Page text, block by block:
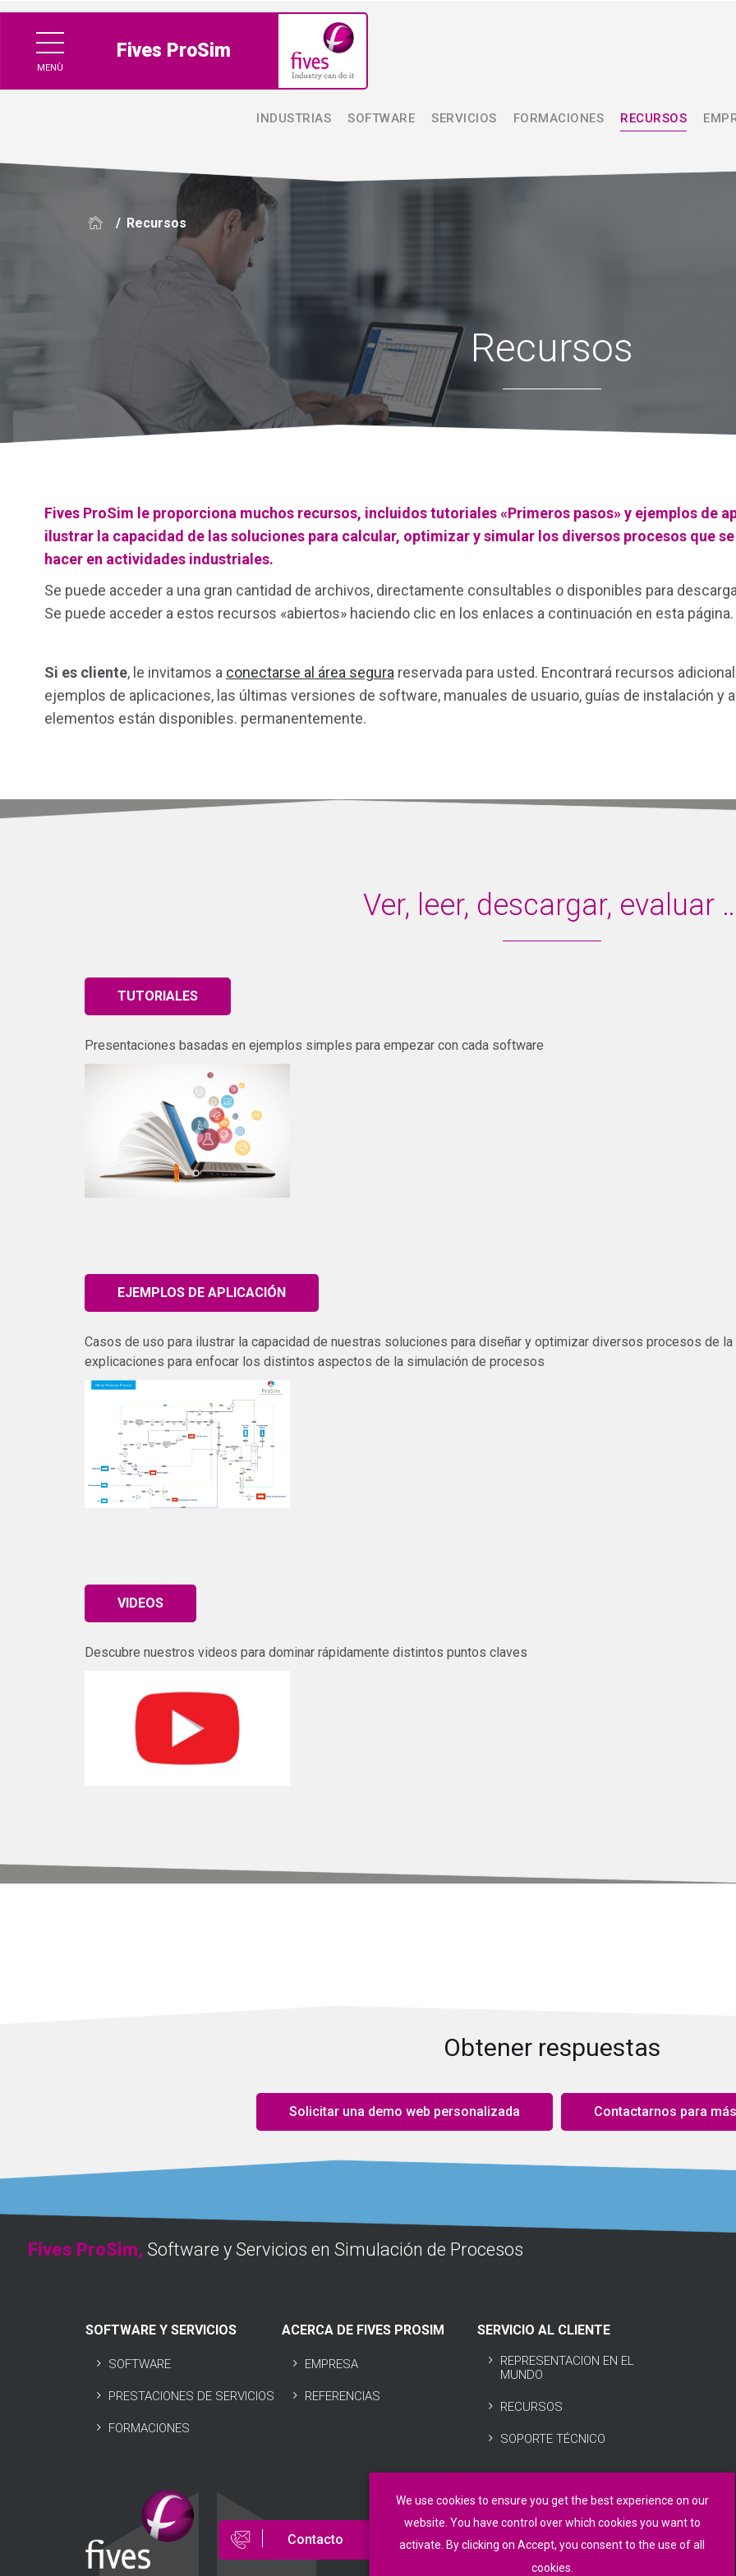
MENÙ
Fives ProSim
INDUSTRIAS SOFTWARE SERVICIOS FORMACIONES RECURSOS
/ Recursos
Recursos
Fives ProSim le proporciona muchos recursos, incluidos tutoriales «Primeros pasos» y ejemplos de
ilustrar la capacidad de las soluciones para calcular, optimizar y simular los diversos procesos que
hacer en actividades industriales.
Se puede acceder a una gran cantidad de archivos, directamente consultables o disponibles para
Se puede acceder a estos recursos «abiertos» haciendo clic en los enlaces a continuación en esta página.
Si es cliente, le invitamos a conectarse al área segura reservada para usted. Encontrará recursos
ejemplos de aplicaciones, las últimas versiones de software, manuales de usuario, guías de instalación
elementos están disponibles. permanentemente.
Ver, leer, descargar, evaluar
TUTORIALES
Presentaciones basadas en ejemplos simples para empezar con cada software
EJEMPLOS DE APLICACIÓN
Casos de uso para ilustrar la capacidad de nuestras soluciones para diseñar y optimizar diversos procesos de
explicaciones para enfocar los distintos aspectos de la simulación de procesos
VIDEOS
Descubre nuestros videos para dominar rápidamente distintos puntos claves
Obtener respuestas
Solicitar una demo web personalizada Contactarnos para
Fives ProSim, Software y Servicios en Simulación de Procesos
SOFTWARE Y SERVICIOS
SOFTWARE
PRESTACIONES DE SERVICIOS
FORMACIONES
ACERCA DE FIVES PROSIM
EMPRESA
REFERENCIAS
SERVICIO AL CLIENTE
REPRESENTACION EN EL
MUNDO
RECURSOS
SOPORTE TÉCNICO
Contacto
We use cookies to ensure you get the best experience on our
website. You have control over which cookies you want to
activate. By clicking on Accept, you consent to the use of all
cookies.